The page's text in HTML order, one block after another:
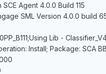
Agent 4.0.0 Build 115
SML Version 4.0.0 build
Lib -
Install; Package: SCA